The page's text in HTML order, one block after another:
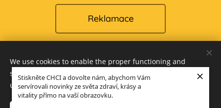
Stiskněte CHCI a dovolte nám, abychom Vám
servírovali novinky ze světa zdraví, krásy a
vitality přímo na vaší obrazovku.
×
Reklamace
Cookies
Languages
Čeština
We use cookies to enable the proper functioning and
security of our website, and to offer you the best possible
user experience.